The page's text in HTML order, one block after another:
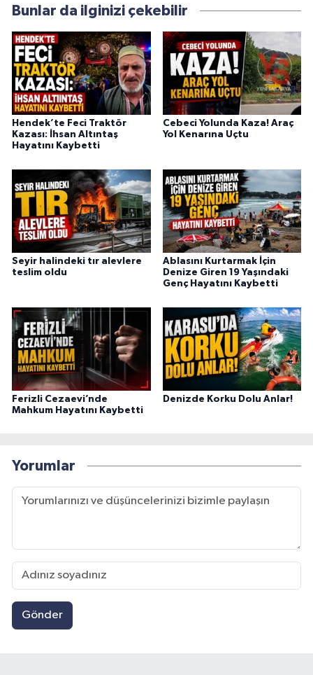
Bunlar da ilginizi çekebilir
Hendek’te Feci Traktör
Kazası: İhsan Altıntaş
Hayatını Kaybetti
Cebeci Yolunda Kaza! Araç
Yol Kenarına Uçtu
Seyir halindeki tır alevlere
teslim oldu
Ablasını Kurtarmak İçin
Denize Giren 19 Yaşındaki
Genç Hayatını Kaybetti
Ferizli Cezaevi’nde
Mahkum Hayatını Kaybetti
Denizde Korku Dolu Anlar!
Yorumlar
Gönder